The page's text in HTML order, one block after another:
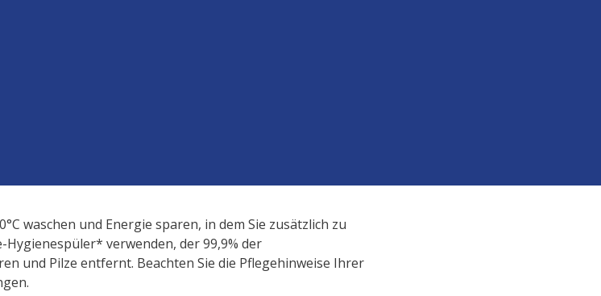
waschen und Energie sparen, in dem Sie zusätzlich zu
verwenden, der 99,9% der
und Pilze entfernt. Beachten Sie die Pflegehinweise Ihrer